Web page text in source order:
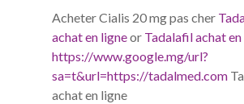
Acheter Cialis 20 mg pas cher
achat en ligneor Tadalafil achat
https://www.google.mg/url?
sa=t&url=https://tadalmed.com
achat en ligne